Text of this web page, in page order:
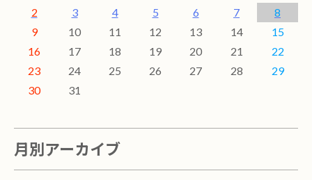
2
3 4 5 6 7
8
9
10 11 12 13 14
15
16
17 18 19 20 21
22
23
24 25 26 27 28
29
30
31
月別アーカイブ